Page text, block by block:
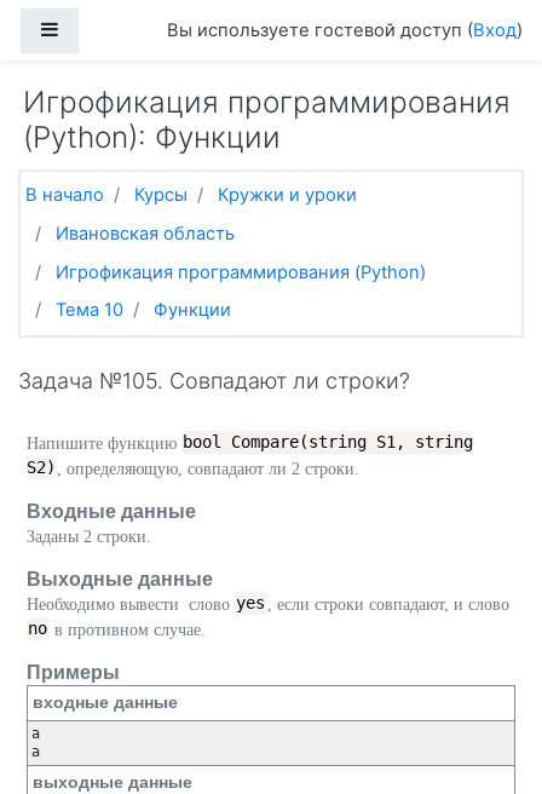
Боковая панельВы используете гостевой доступ (Вход)
Игрофикация программирования
(Python): Функции
В начало Курсы
Кружки и уроки
Ивановская область
Игрофикация программирования (Python)
Тема 10
Функции
Задача №105. Совпадают ли строки?
Напишите функцию bool Compare(string S1, string
S2)
, определяющую, совпадают ли 2 строки.
Входные данные
Заданы 2 строки.
Выходные данные
Необходимо вывести слово yes , если строки совпадают, и слово
no в противном случае.
Примеры
входные данные
a
выходные данные